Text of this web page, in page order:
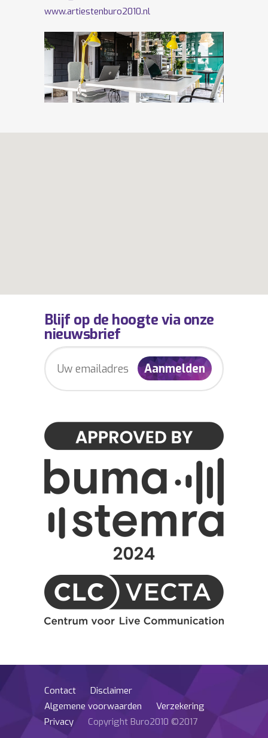
www.artiestenburo2010.nl
Volg ons ook opFacebookenTwitter
Blijf op de hoogte via onze
nieuwsbrief
Contact
Disclaimer
Algemene voorwaarden
Verzekering
Privacy
Copyright Buro2010 ©2017